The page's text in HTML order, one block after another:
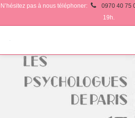
N’hésitez pas à nous téléphoner: 0970 40 75
19h.